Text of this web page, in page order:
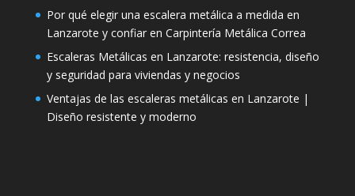
Por qué elegir una escalera metálica a medida en
Lanzarote y confiar en Carpintería Metálica Correa
Escaleras Metálicas en Lanzarote: resistencia, diseño
y seguridad para viviendas y negocios
Ventajas de las escaleras metálicas en Lanzarote |
Diseño resistente y moderno